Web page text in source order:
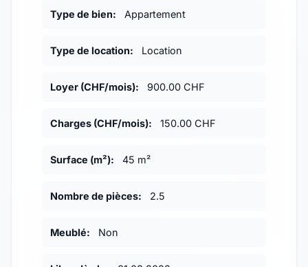
Type de bien: Appartement
Type de location: Location
Loyer (CHF/mois): 900.00 CHF
Charges (CHF/mois): 150.00 CHF
Surface (m²): 45 m²
Nombre de pièces: 2.5
Meublé: Non